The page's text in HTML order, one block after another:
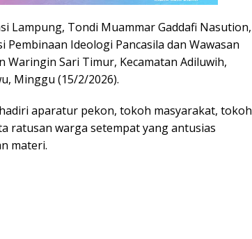
Lampung, Tondi Muammar Gaddafi Nasution,
Pembinaan Ideologi Pancasila dan Wawasan
Waringin Sari Timur, Kecamatan Adiluwih,
, Minggu (15/2/2026).
aparatur pekon, tokoh masyarakat, tokoh
ratusan warga setempat yang antusias
materi.